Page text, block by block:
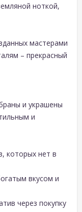
ноткой,
мастерами
– прекрасный
и украшены
и
которых нет в
вкусом и
через покупку